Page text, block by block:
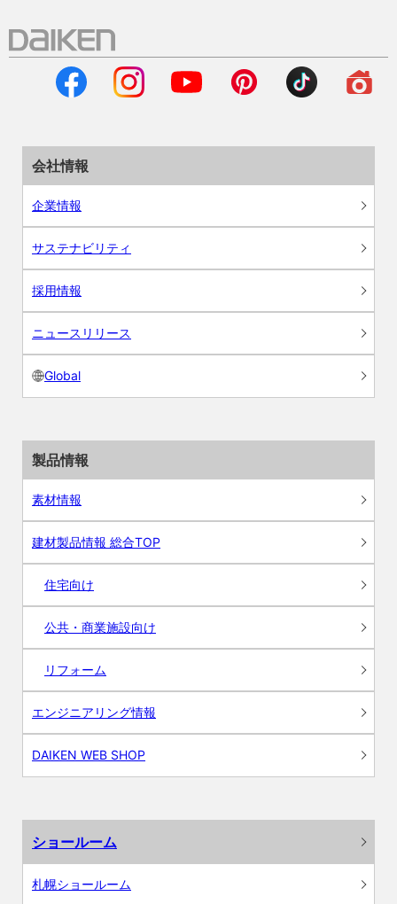
会社情報
企業情報
サステナビリティ
採用情報
ニュースリリース
Global
製品情報
素材情報
建材製品情報 総合TOP
住宅向け
公共・商業施設向け
リフォーム
エンジニアリング情報
DAIKEN WEB SHOP
ショールーム
札幌ショールーム